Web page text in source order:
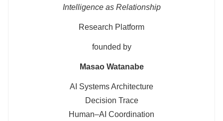
Intelligence as Relationship
Research Platform
founded by
Masao Watanabe
AI Systems Architecture
Decision Trace
Human–AI Coordination